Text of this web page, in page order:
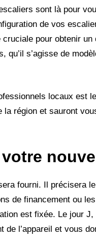
sont là pour
de vos
cruciale pour obtenir
qu’il s’agisse de
locaux est
région et sauront
fourni. Il précisera
de financement ou
est fixée. Le jour
l’appareil et vous